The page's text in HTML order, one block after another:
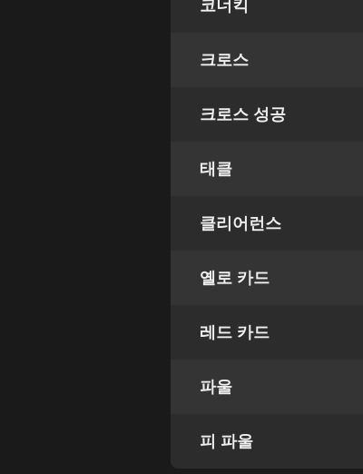
코너킥
크로스
크로스 성공
태클
클리어런스
옐로 카드
레드 카드
파울
피 파울